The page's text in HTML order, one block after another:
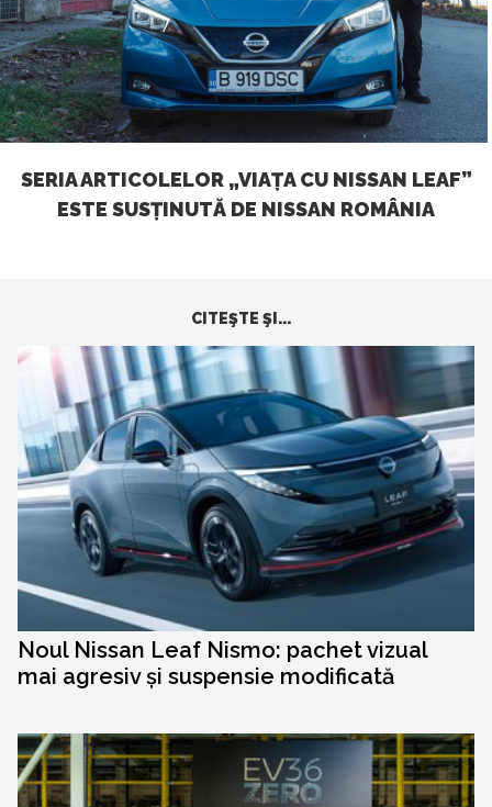
SERIA ARTICOLELOR „VIAȚA CU NISSAN LEAF”
ESTE SUSȚINUTĂ DE NISSAN ROMÂNIA
CITEŞTE ŞI...
Noul Nissan Leaf Nismo: pachet vizual
mai agresiv și suspensie modificată